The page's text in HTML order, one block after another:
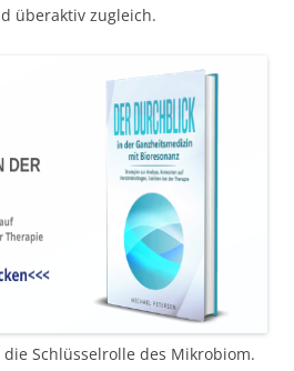
überaktiv zugleich.
Schlüsselrolle des Mikrobiom.